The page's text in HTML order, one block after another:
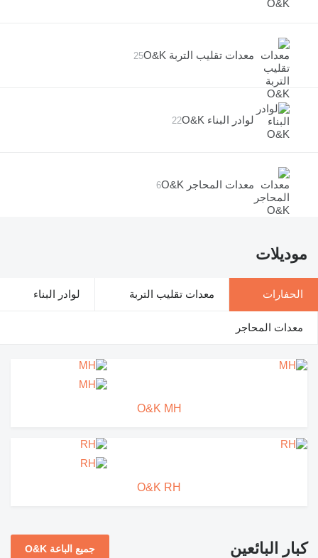
معدات تقليب التربة O&K 25
لوادر البناء O&K 22
معدات المحاجر O&K 6
موديلات
الحفارات معدات تقليب التربة لوادر البناء
معدات المحاجر
O&K MH
O&K RH
كبار البائعين جميع الباعة O&K